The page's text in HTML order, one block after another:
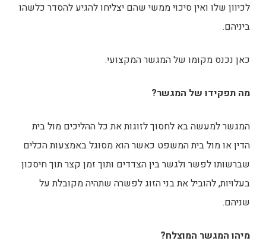
לכיוון שלו ואין סיכוי ממשי שהם יצליחו להגיע להסדר כלשהו
ביניהם.
כאן נכנס מקומו של המגשר המקצועי.
מה תפקידו של המגשר?
המגשר למעשה בא לחסוך לזוגות את כל ההליכים מול בית
הדין או מול בית המשפט כאשר הוא מסוגל באמצעות הכלים
שברשותו לפשר ולגשר בין הצדדים ותוך זמן קצר תוך חיסכון
בעלויות, להוביל את בני הזוג לפשרה שתהיה מקובלת על
שניהם.
מיהו המגשר המוצלח?